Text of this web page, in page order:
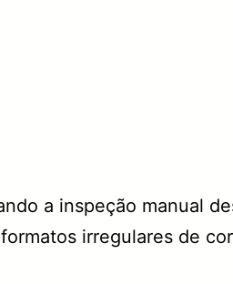
a inspeção manual
irregulares de